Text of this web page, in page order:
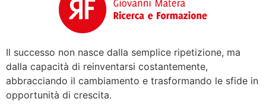
Il successo non nasce dalla semplice ripetizione, ma
dalla capacità di reinventarsi costantemente,
abbracciando il cambiamento e trasformando le sfide in
opportunità di crescita.